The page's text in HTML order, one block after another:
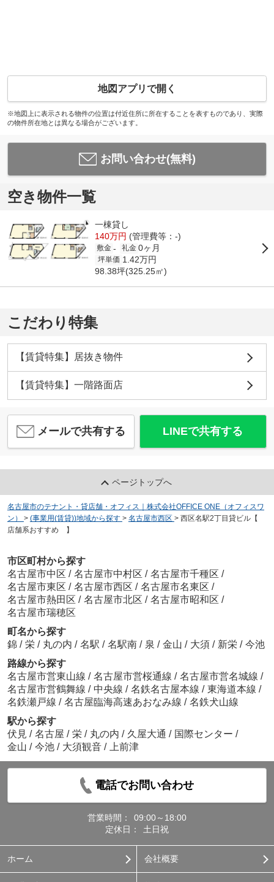
地図アプリで開く
※地図上に表示される物件の位置は付近住所に所在することを表すものであり、実際
の物件所在地とは異なる場合がございます。
お問い合わせ(無料)
空き物件一覧
一棟貸し
140万円 (管理費等：-)
敷金 - 礼金 0ヶ月
坪単価 1.42万円
98.38坪(325.25㎡)
こだわり特集
【賃貸特集】居抜き物件
【賃貸特集】一階路面店
メールで共有する LINEで共有する
ページトップへ
名古屋市のテナント・貸店舗・オフィス｜株式会社OFFICE ONE（オフィスワ
ン）
> (事業用(賃貸))地域から探す > 名古屋市西区 > 西区名駅2丁目貸ビル【
店舗系おすすめ 】
市区町村から探す
名古屋市中区 / 名古屋市中村区 / 名古屋市千種区 /
名古屋市東区 / 名古屋市西区 / 名古屋市名東区 /
名古屋市熱田区 / 名古屋市北区 / 名古屋市昭和区 /
名古屋市瑞穂区
町名から探す
錦 / 栄 / 丸の内 / 名駅 / 名駅南 / 泉 / 金山 / 大須 / 新栄 / 今池
路線から探す
名古屋市営東山線 / 名古屋市営桜通線 / 名古屋市営名城線 /
名古屋市営鶴舞線 / 中央線 / 名鉄名古屋本線 / 東海道本線 /
名鉄瀬戸線 / 名古屋臨海高速あおなみ線 / 名鉄犬山線
駅から探す
伏見 / 名古屋 / 栄 / 丸の内 / 久屋大通 / 国際センター /
金山 / 今池 / 大須観音 / 上前津
電話でお問い合わせ
営業時間：
09:00～18:00
定休日：
土日祝
ホーム 会社概要